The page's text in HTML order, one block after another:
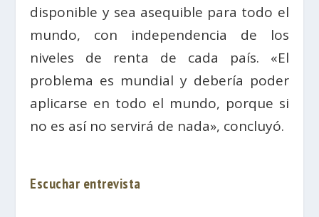
disponible y sea asequible para todo el
mundo, con independencia de los
niveles de renta de cada país. «El
problema es mundial y debería poder
aplicarse en todo el mundo, porque si
no es así no servirá de nada», concluyó.
Escuchar entrevista